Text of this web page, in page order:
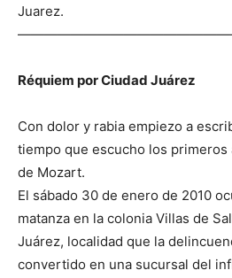
Juarez.
Réquiem por Ciudad Juárez
Con dolor y rabia empiezo a
tiempo que escucho los primeros
de Mozart.
El sábado 30 de enero de 2010
matanza en la colonia Villas de
Juárez, localidad que la
convertido en una sucursal del